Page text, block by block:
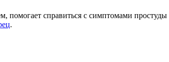
справиться с симптомами
.